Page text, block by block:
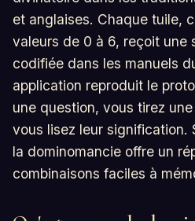
et anglaises. Chaque tuile,
valeurs de 0 à 6, reçoit une
codifiée dans les manuels
application reproduit le
une question, vous tirez
vous lisez leur signification.
la dominomancie offre un
combinaisons faciles à